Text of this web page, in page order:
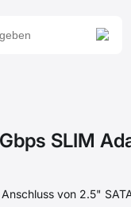
SLIM
von 2.5"